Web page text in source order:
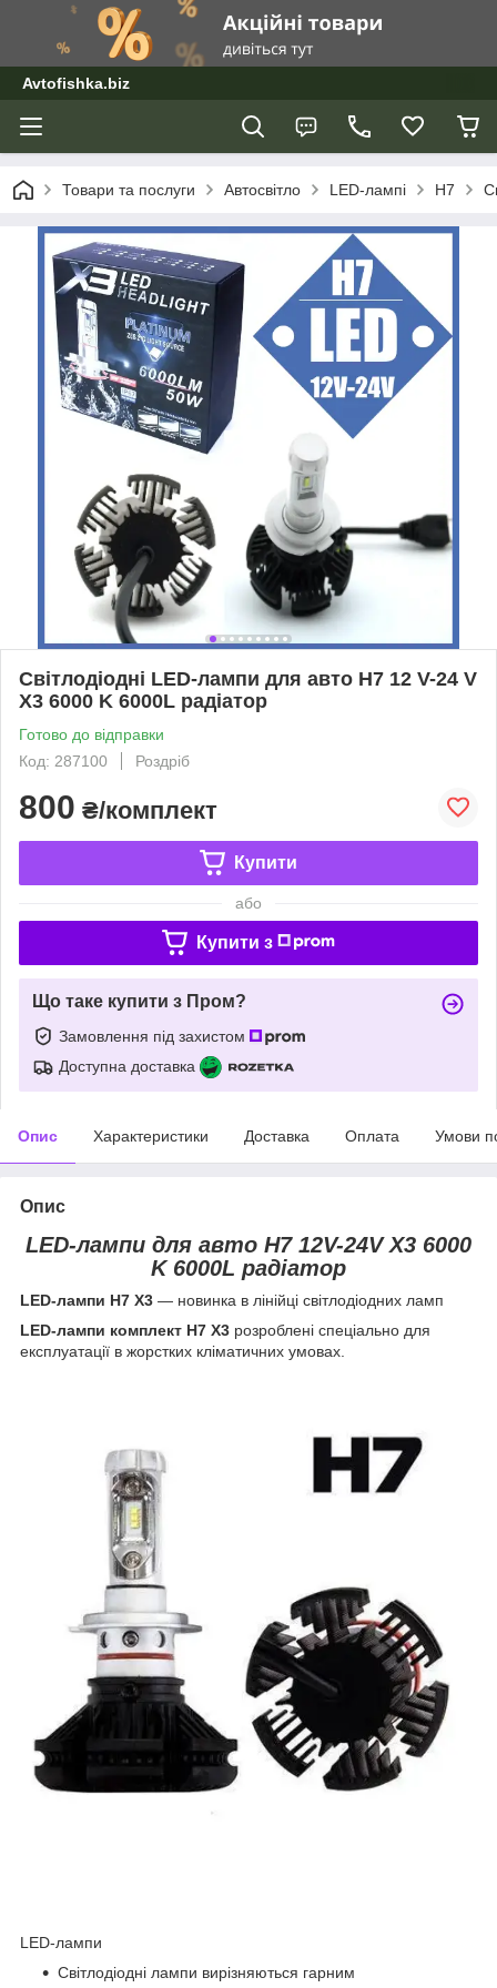
Avtofishka.biz
Товари та послуги Автосвітло LED-лампі Н7
Світлодіодні LED-лампи для авто H7 12 V-24 V
X3 6000 K 6000L радіатор
Готово до відправки
Код: 287100
Роздріб
800 ₴/комплект
Купити
або
Купити з
Що таке купити з Пром?
Замовлення під захистом
Доступна доставка
Опис Характеристики Доставка Оплата Умови
Опис
LED-лампи для авто H7 12V-24V X3 6000
K 6000L радіатор
LED-лампи H7 X3 — новинка в лінійці світлодіодних ламп
LED-лампи комплект H7 X3 розроблені спеціально для
експлуатації в жорстких кліматичних умовах.
LED-лампи
Світлодіодні лампи вирізняються гарним